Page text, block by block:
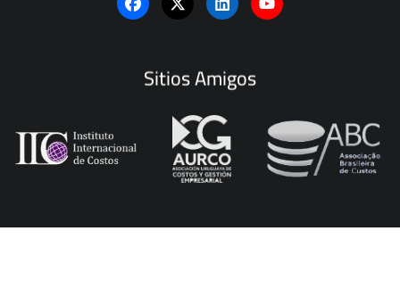
Sitios Amigos